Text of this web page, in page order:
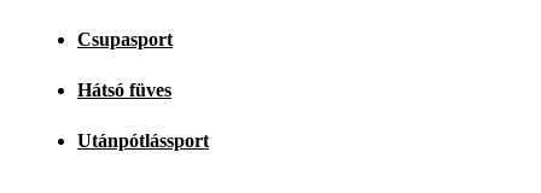
Csupasport
Hátsó füves
Utánpótlássport